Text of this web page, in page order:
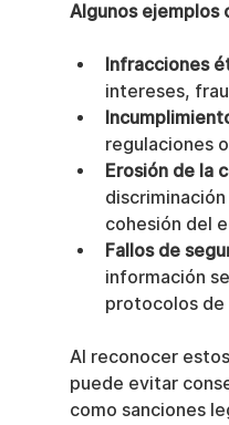
Algunos ejemplos
Infracciones
intereses,
regulaciones
Erosión de la
cohesión del
Fallos de
información
protocolos de
Al reconocer
puede evitar
como sanciones